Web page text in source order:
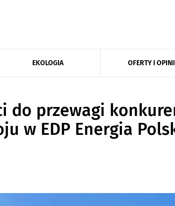
EKOLOGIA OFERTY I
do przewagi
w EDP Energia